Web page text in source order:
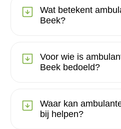
Wat betekent
Beek?
Voor wie is
Beek bedoeld?
Waar kan
bij helpen?